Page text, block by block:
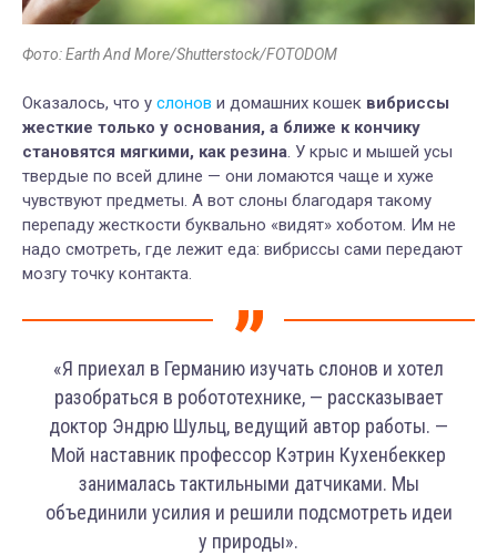
Фото: Earth And More/Shutterstock/FOTODOM
Оказалось, что у слонов и домашних кошек вибриссы
жесткие только у основания, а ближе к кончику
становятся мягкими, как резина. У крыс и мышей усы
твердые по всей длине — они ломаются чаще и хуже
чувствуют предметы. А вот слоны благодаря такому
перепаду жесткости буквально «видят» хоботом. Им не
надо смотреть, где лежит еда: вибриссы сами передают
мозгу точку контакта.
«Я приехал в Германию изучать слонов и хотел
разобраться в робототехнике, — рассказывает
доктор Эндрю Шульц, ведущий автор работы. —
Мой наставник профессор Кэтрин Кухенбеккер
занималась тактильными датчиками. Мы
объединили усилия и решили подсмотреть идеи
у природы».